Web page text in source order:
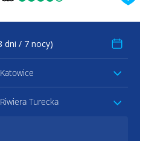
Katowice
Riwiera Turecka